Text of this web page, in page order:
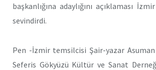
başkanlığına adaylığını açıklaması
sevindirdi.
Pen -İzmir temsilcisi Şair-yazar Asuman
Seferis Gökyüzü Kültür ve Sanat